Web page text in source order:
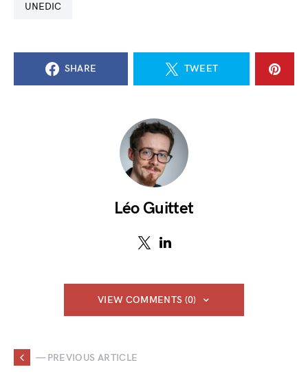
UNEDIC
SHARE TWEET
Léo Guittet
VIEW COMMENTS (0)
— PREVIOUS ARTICLE